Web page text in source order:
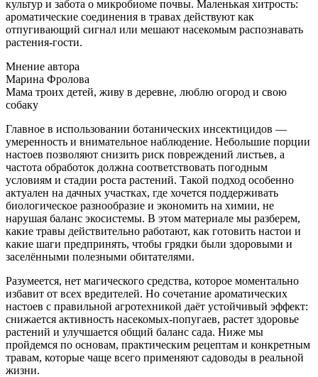
культур и забота о микробиоме почвы. Маленькая хитрость:
ароматические соединения в травах действуют как
отпугивающий сигнал или мешают насекомым распознавать
растения-гости.
Мнение автора
Марина Фролова
Мама троих детей, живу в деревне, люблю огород и свою
собаку
Главное в использовании ботанических инсектицидов —
умеренность и внимательное наблюдение. Небольшие порции
настоев позволяют снизить риск повреждений листьев, а
частота обработок должна соответствовать погодным
условиям и стадии роста растений. Такой подход особенно
актуален на дачных участках, где хочется поддерживать
биологическое разнообразие и экономить на химии, не
нарушая баланс экосистемы. В этом материале мы разберем,
какие травы действительно работают, как готовить настои и
какие шаги предпринять, чтобы грядки были здоровыми и
заселёнными полезными обитателями.
Разумеется, нет магического средства, которое моментально
избавит от всех вредителей. Но сочетание ароматических
настоев с правильной агротехникой даёт устойчивый эффект:
снижается активность насекомых-попугаев, растет здоровье
растений и улучшается общий баланс сада. Ниже мы
пройдемся по основам, практическим рецептам и конкретным
травам, которые чаще всего применяют садоводы в реальной
жизни.